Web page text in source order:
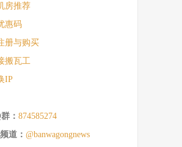
房推荐
惠码
册与购买
搬瓦工
IP
： 874585274
道： @banwagongnews